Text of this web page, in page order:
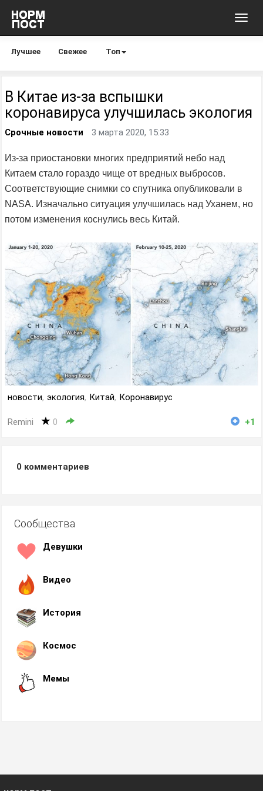
Лучшее Свежее Топ
В Китае из-за вспышки
коронавируса улучшилась экология
Срочные новости 3 марта 2020, 15:33
Из-за приостановки многих предприятий небо над
Китаем стало гораздо чище от вредных выбросов.
Соответствующие снимки со спутника опубликовали в
NASA. Изначально ситуация улучшилась над Уханем, но
потом изменения коснулись весь Китай.
новости, экология, Китай, Коронавирус
Remini 0 +1
0 комментариев
Сообщества
Девушки
Видео
История
Космос
Мемы